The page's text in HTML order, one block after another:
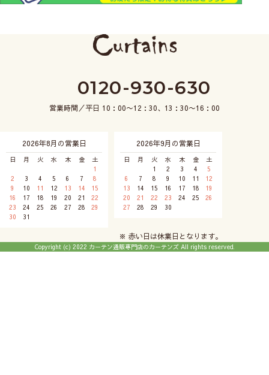
0120-930-630
営業時間／平日 10：00〜12：30、13：30〜16：00
2026年8月の営業日
日 月 火 水 木 金
土
1
2
3 4 5 6 7
8
9
10 11 12 13 14
15
16
17 18 19 20 21
22
23
24 25 26 27 28
29
30
31
2026年9月の営業日
日 月 火 水 木 金
土
1
2 3 4
5
6
7 8 9 10 11
12
13
14 15 16 17 18
19
20
21 22 23 24 25
26
27
28 29 30
※ 赤い日は休業日となります。
Copyright (c) 2022 カーテン通販専門店のカーテンズ All rights reserved.